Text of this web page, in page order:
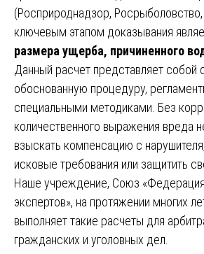
(Росприроднадзор, Росрыболовство,
ключевым этапом доказывания
размера ущерба, причиненного
Данный расчет представляет собой
обоснованную процедуру,
специальными методиками. Без
количественного выражения вреда
взыскать компенсацию с
исковые требования или защитить
Наше учреждение, Союз
экспертов», на протяжении многих
выполняет такие расчеты для
гражданских и уголовных дел.